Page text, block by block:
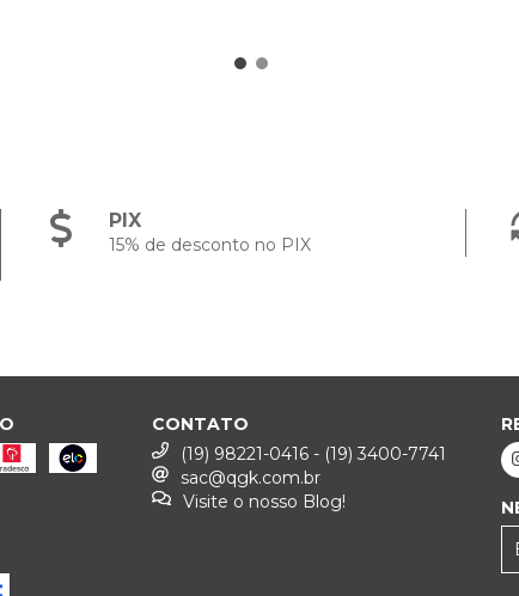
PIX
15% de desconto no PIX
CONTATO
(19) 98221-0416 - (19) 3400-7741
sac@qgk.com.br
Visite o nosso Blog!